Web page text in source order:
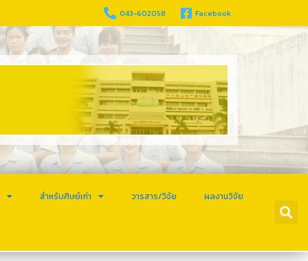
043-602058 Facebook
สำหรับศิษย์เก่า วารสาร/วิจัย ผลงานวิจัย